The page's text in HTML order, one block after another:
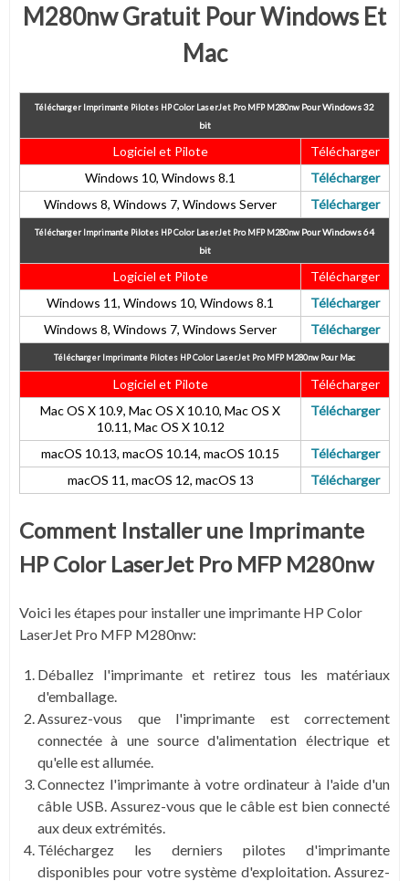
M280nw Gratuit Pour Windows Et
Mac
Télécharger Imprimante Pilotes HP Color LaserJet Pro MFP M280nw PourWindows 32
bit
Logiciel et Pilote
Télécharger
Windows 10, Windows 8.1
Télécharger
Windows 8, Windows 7, Windows Server
Télécharger
Télécharger Imprimante Pilotes HP Color LaserJet Pro MFP M280nw PourWindows 64
bit
Logiciel et Pilote
Télécharger
Windows 11, Windows 10, Windows 8.1
Télécharger
Windows 8, Windows 7, Windows Server
Télécharger
Télécharger Imprimante Pilotes HP Color LaserJet Pro MFP M280nw Pour Mac
Logiciel et Pilote
Télécharger
Mac OS X 10.9, Mac OS X 10.10, Mac OS X
10.11, Mac OS X 10.12
Télécharger
macOS 10.13, macOS 10.14, macOS 10.15
Télécharger
macOS 11, macOS 12, macOS 13
Télécharger
Comment Installer une Imprimante
HP Color LaserJet Pro MFP M280nw
Voici les étapes pour installer une imprimante HP Color
LaserJet Pro MFP M280nw:
Déballez l'imprimante et retirez tous les matériaux
d'emballage.
Assurez-vous que l'imprimante est correctement
connectée à une source d'alimentation électrique et
qu'elle est allumée.
Connectez l'imprimante à votre ordinateur à l'aide d'un
câble USB. Assurez-vous que le câble est bien connecté
aux deux extrémités.
Téléchargez les derniers pilotes d'imprimante
disponibles pour votre système d'exploitation. Assurez-